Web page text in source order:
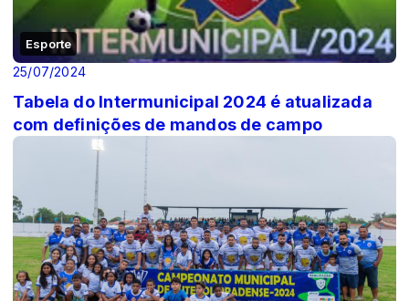
Esporte
25/07/2024
Tabela do Intermunicipal 2024 é atualizada
com definições de mandos de campo